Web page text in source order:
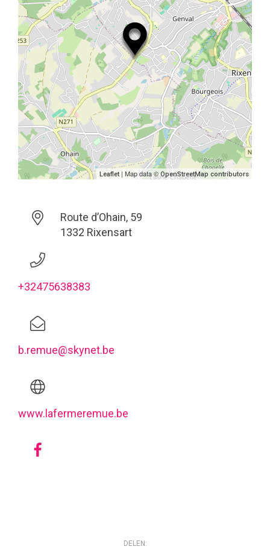
Leaflet | Map data ©OpenStreetMap contributors
Route d’Ohain, 59
1332 Rixensart
+32475638383
b.remue@skynet.be
www.lafermeremue.be
DELEN: